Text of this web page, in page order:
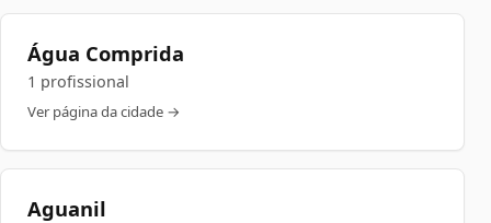
Água Comprida
1 profissional
Ver página da cidade →
Aguanil